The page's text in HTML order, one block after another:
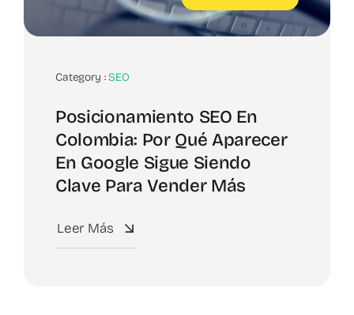
Category :SEO
Posicionamiento SEO En
Colombia: Por Qué Aparecer
En Google Sigue Siendo
Clave Para Vender Más
Leer Más